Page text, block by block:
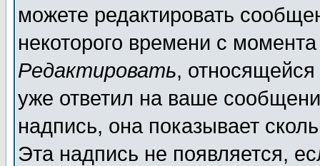
можете редактировать
некоторого времени с
Редактировать,
уже ответил на ваше
надпись, она показывает
Эта надпись не появляется,